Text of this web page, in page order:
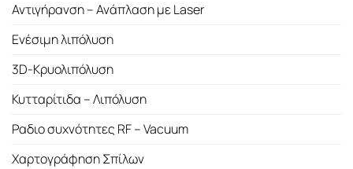
Αντιγήρανση – Ανάπλαση με Laser
Ενέσιμη λιπόλυση
3D-Κρυολιπόλυση
Κυτταρίτιδα – Λιπόλυση
Ραδιο συχνότητες RF – Vacuum
Χαρτογράφηση Σπίλων